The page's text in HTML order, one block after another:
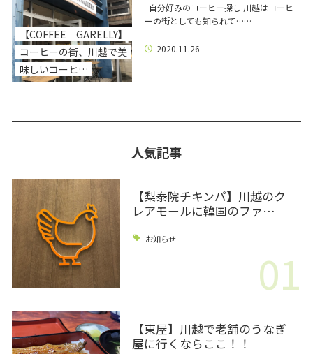
【COFFEE GARELLY】
コーヒーの街、川越で美
味しいコーヒ…
自分好みのコーヒー探し 川越はコーヒ
ーの街としても知られて……
2020.11.26
人気記事
【梨泰院チキンパ】川越のク
レアモールに韓国のファ…
お知らせ
01
【東屋】川越で老舗のうなぎ
屋に行くならここ！！